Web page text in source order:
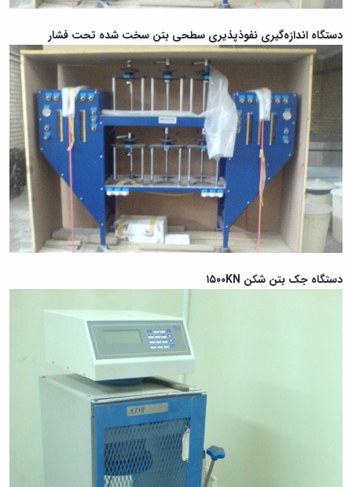
دستگاه اندازه‌گیری نفوذپذیری سطحی بتن سخت شده تحت فشار
دستگاه جک بتن شکن ۱۵۰۰KN